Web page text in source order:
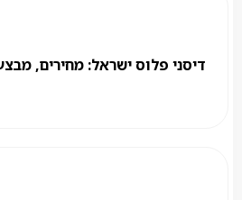
דיסני פלוס ישראל: מחירים,